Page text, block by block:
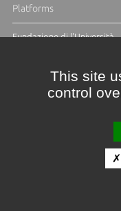
Platforms
Fundazione di l'Università
Crédits et mentions
This site
control